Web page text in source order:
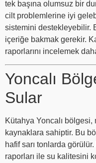
tek başına olumsuz bir
cilt problemlerine iyi
sistemini destekleyebilir.
içeriğe bakmak gerekir.
raporlarını incelemek
Yoncalı
Sular
Kütahya Yoncalı bölgesi,
kaynaklara sahiptir. Bu
hafif sarı tonlarda
raporları ile su kalitesini